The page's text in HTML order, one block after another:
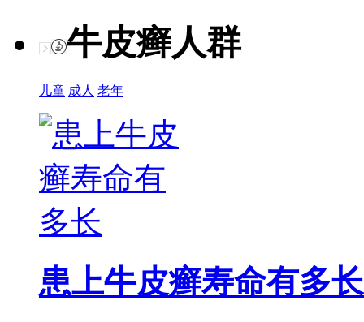
牛皮癣人群
儿童 成人 老年
患上牛皮癣寿命有多长